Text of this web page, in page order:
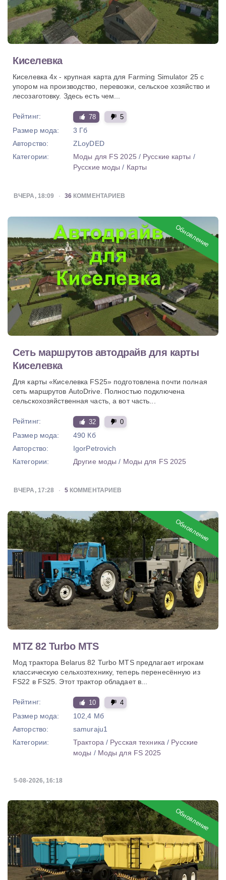
Киселевка
Киселевка 4х - крупная карта для Farming Simulator 25 с
упором на производство, перевозки, сельское хозяйство и
лесозаготовку. Здесь есть чем...
Рейтинг: 78 5
Размер мода:
3 Гб
Авторство:
ZLoyDED
Категории:
Моды для FS 2025 / Русские карты /
Русские моды / Карты
ВЧЕРА, 18:09 36КОММЕНТАРИЕВ
Обновление
Сеть маршрутов автодрайв для карты
Киселевка
Для карты «Киселевка FS25» подготовлена почти полная
сеть маршрутов AutoDrive. Полностью подключена
сельскохозяйственная часть, а вот часть...
Рейтинг: 32 0
Размер мода:
490 Кб
Авторство:
IgorPetrovich
Категории:
Другие моды / Моды для FS 2025
ВЧЕРА, 17:28 5КОММЕНТАРИЕВ
Обновление
MTZ 82 Turbo MTS
Мод трактора Belarus 82 Turbo MTS предлагает игрокам
классическую сельхозтехнику, теперь перенесённую из
FS22 в FS25. Этот трактор обладает в...
Рейтинг: 10 4
Размер мода:
102,4 Мб
Авторство:
samuraju1
Категории:
Трактора / Русская техника / Русские
моды / Моды для FS 2025
5-08-2026, 16:18
Обновление